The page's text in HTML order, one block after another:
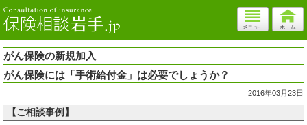
がん保険の新規加入
がん保険には「手術給付金」は必要でしょうか？
2016年03月23日
【ご相談事例】